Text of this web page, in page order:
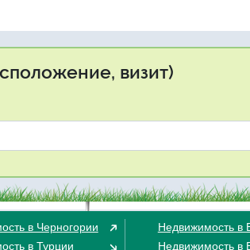
визит)
в Черногории
в Турции
Недвижимость в
Недвижимость в